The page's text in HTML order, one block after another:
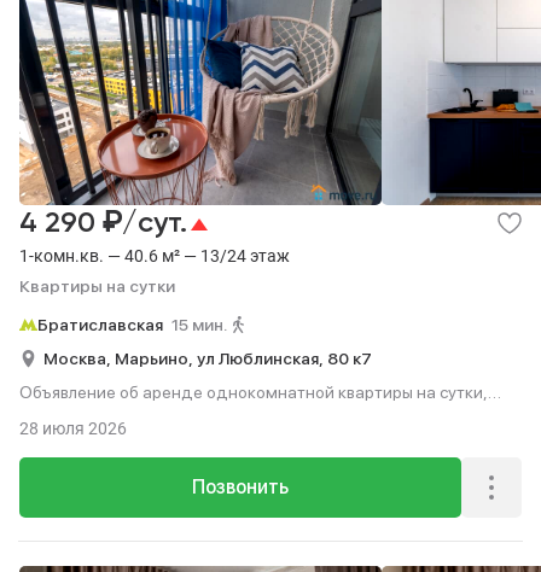
1-комн.кв. — 40.6 м² — 13/24 этаж
Квартиры на сутки
4 290 ₽/сут.
Братиславская 15 мин.
Москва, Марьино, ул Люблинская, 80 к7
Объявление об аренде однокомнатной квартиры на сутки,
Позвонить
28 июля 2026